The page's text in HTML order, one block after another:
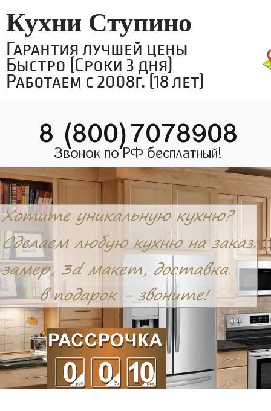
Кухни Ступино
Гарантия лучшей цены
Быстро (Сроки 3 дня)
Работаем с 2008г. (18 лет)
8 (800)7078908
Звонок по РФ бесплатный!